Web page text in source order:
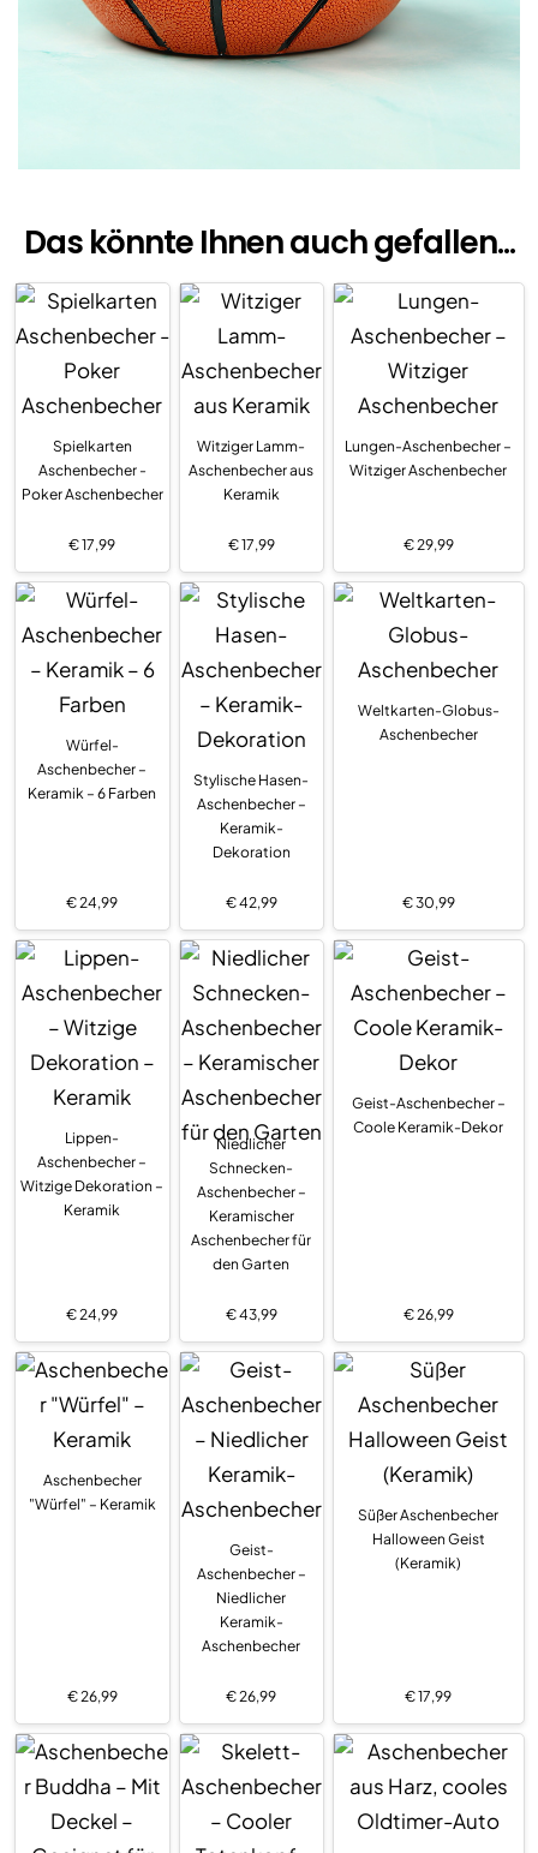
Das könnte Ihnen auch gefallen...
Spielkarten
Aschenbecher -
Poker Aschenbecher
€17,99
Witziger Lamm-
Aschenbecher aus
Keramik
€17,99
Lungen-Aschenbecher –
Witziger Aschenbecher
€29,99
Würfel-
Aschenbecher –
Keramik – 6 Farben
€24,99
Stylische Hasen-
Aschenbecher –
Keramik-
Dekoration
€42,99
Weltkarten-Globus-
Aschenbecher
€30,99
Lippen-
Aschenbecher –
Witzige Dekoration –
Keramik
€24,99
Niedlicher
Schnecken-
Aschenbecher –
Keramischer
Aschenbecher für
den Garten
€43,99
Geist-Aschenbecher –
Coole Keramik-Dekor
€26,99
Aschenbecher
"Würfel" – Keramik
€26,99
Geist-
Aschenbecher –
Niedlicher
Keramik-
Aschenbecher
€26,99
Süßer Aschenbecher
Halloween Geist
(Keramik)
€17,99